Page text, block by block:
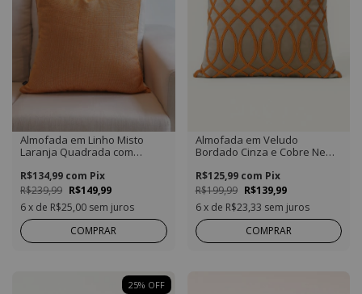
Almofada em Linho Misto
Laranja Quadrada com
R$239,99 R$149,99
R$134,99 com Pix
6x de R$25,00 sem juros
COMPRAR
Almofada em Veludo
Bordado Cinza e Cobre New
R$199,99 R$139,99
R$125,99 com Pix
6 x de R$23,33 sem juros
COMPRAR
25% OFF